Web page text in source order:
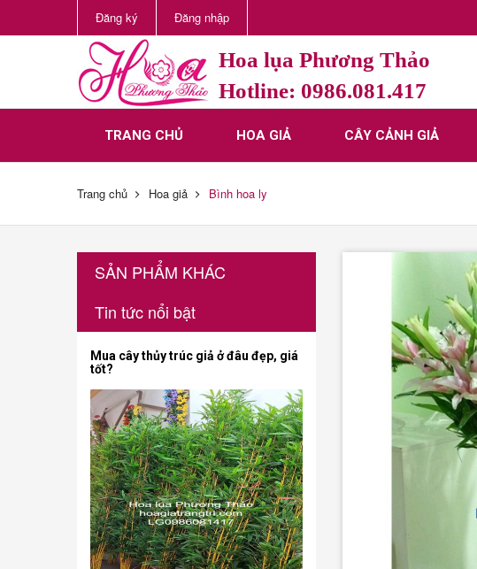
Đăng ký Đăng nhập
Hoa lụa Phương Thảo
Hotline: 0986.081.417
TRANG CHỦ HOA GIẢ CÂY CẢNH GIẢ
Trang chủ Hoa giả Bình hoa ly
SẢN PHẨM KHÁC
Tin tức nổi bật
Mua cây thủy trúc giả ở đâu đẹp, giá
tốt?